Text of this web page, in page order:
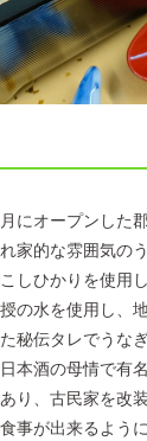
にオープンした
家的な雰囲気の
しひかりを使用
の水を使用し、
秘伝タレでうな
本酒の母情で有
り、古民家を改
事が出来るよう